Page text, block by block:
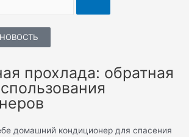
прохлада: обратная
домашний кондиционер для спасения